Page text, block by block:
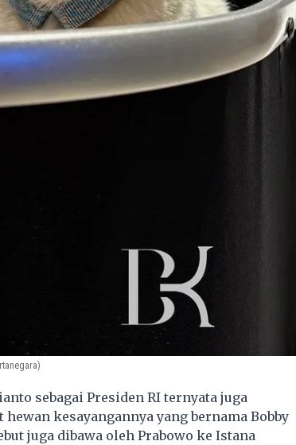
sebagai Presiden RI ternyata juga
kesayangannya yang bernama Bobby
juga dibawa oleh Prabowo ke Istana